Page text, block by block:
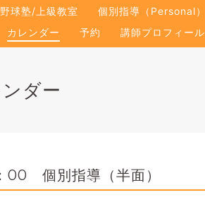
野球塾/上級教室 個別指導（Personal）
カレンダー 予約 講師プロフィール
ダー
00 個別指導（半面）